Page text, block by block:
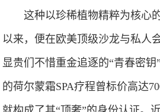
这种以珍稀植物精粹为核心
以来，便在欧美顶级沙龙与私人
显贵们不惜重金追逐的“青春密
的荷尔蒙霜SPA疗程曾标价高达